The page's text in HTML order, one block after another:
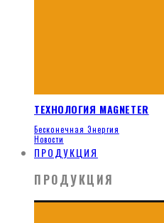
ТЕХНОЛОГИЯ MAGNETER
Бесконечная Энергия
Новости
ПРОДУКЦИЯ
ПРОДУКЦИЯ